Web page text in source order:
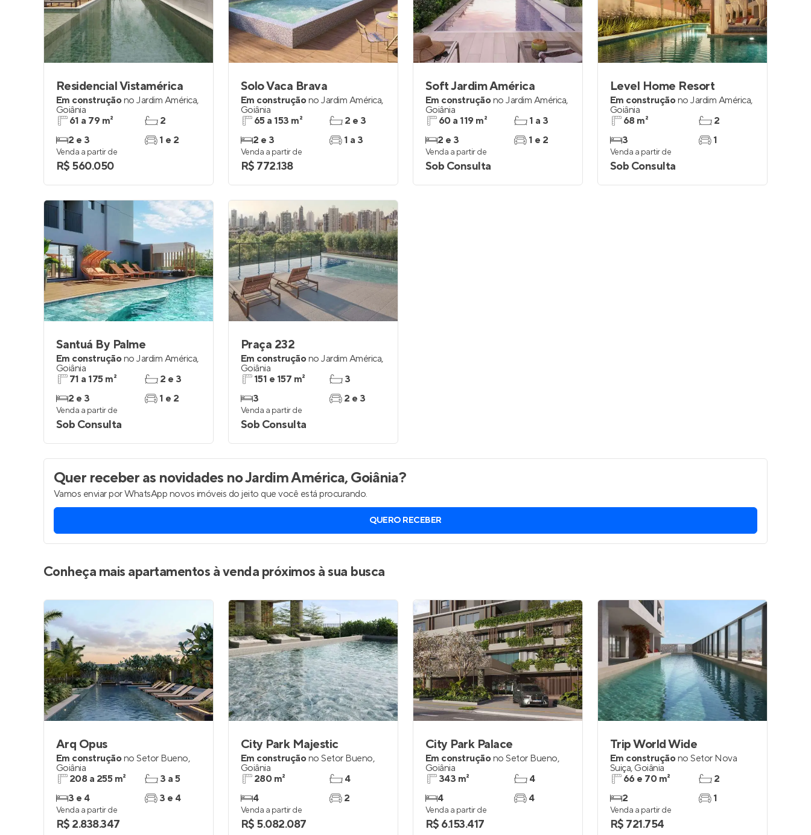
Entrar no Painel de ClientesEntrar no Painel de Clientes
Entrar no Apto
Entrar no Apto
Residencial Vistamérica
Em construçãono Jardim América,
Goiânia
61 a 79 m²
2 e 3
2
1 e 2
Venda a partir de
R$ 560.050
Solo Vaca Brava
Em construçãono Jardim América,
Goiânia
65 a 153 m²
2 e 3
2 e 3
1 a 3
Venda a partir de
R$ 772.138
Soft Jardim América
Em construçãono Jardim América,
Goiânia
60 a 119 m²
2 e 3
1 a 3
1 e 2
Venda a partir de
Sob Consulta
Level Home Resort
Em construçãono Jardim América,
Goiânia
68 m²
3
2
1
Venda a partir de
Sob Consulta
Santuá By Palme
Em construçãono Jardim América,
Goiânia
71 a 175 m²
2 e 3
2 e 3
1 e 2
Venda a partir de
Sob Consulta
Praça 232
Em construçãono Jardim América,
Goiânia
151 e 157 m²
3
3
2 e 3
Venda a partir de
Sob Consulta
Quer receber as novidades no Jardim América, Goiânia?
Vamos enviar por WhatsApp novos imóveis do jeito que você está procurando.
QUERO RECEBER
Conheça mais apartamentos à venda próximos à sua busca
Arq Opus
Em construçãono Setor Bueno,
Goiânia
208 a 255 m²
3 e 4
3 a 5
3 e 4
Venda a partir de
R$ 2.838.347
City Park Majestic
Em construçãono Setor Bueno,
Goiânia
280 m²
4
4
2
Venda a partir de
R$ 5.082.087
City Park Palace
Em construçãono Setor Bueno,
Goiânia
343 m²
4
4
4
Venda a partir de
R$ 6.153.417
Trip World Wide
Em construçãono Setor Nova
Suiça, Goiânia
66 e 70 m²
2
2
1
Venda a partir de
R$ 721.754